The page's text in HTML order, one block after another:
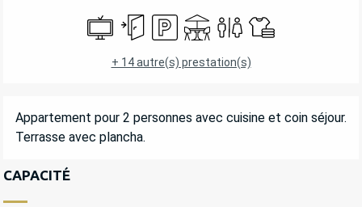
OUVERTURE ET COORDONNÉES
TélévisionEntrée indépendante
ParkingTerrasseToilettesDraps et linge
+ 14 autre(s) prestation(s)
DESCRIPTION
Appartement pour 2 personnes avec cuisine et coin séjour.
Terrasse avec plancha.
CAPACITÉ